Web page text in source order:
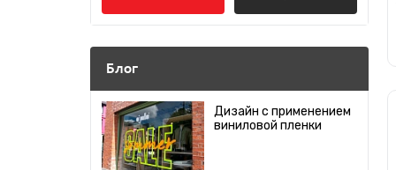
Серебро
Бордовый
BMW
Cadillac
Chery
Блог
Дизайн с применением
виниловой пленки